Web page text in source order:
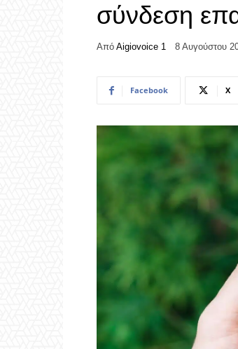
σύνδεση
Από Aigiovoice 1 8 Αυγούστου
Facebook X